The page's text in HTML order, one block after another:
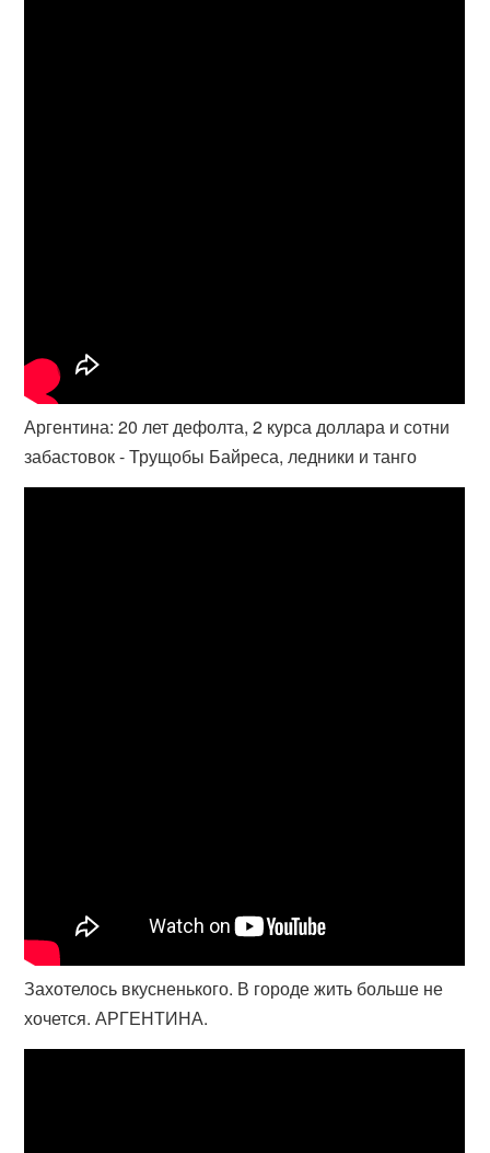
Аргентина: 20 лет дефолта, 2 курса доллара и сотни
забастовок - Трущобы Байреса, ледники и танго
Захотелось вкусненького. В городе жить больше не
хочется. АРГЕНТИНА.